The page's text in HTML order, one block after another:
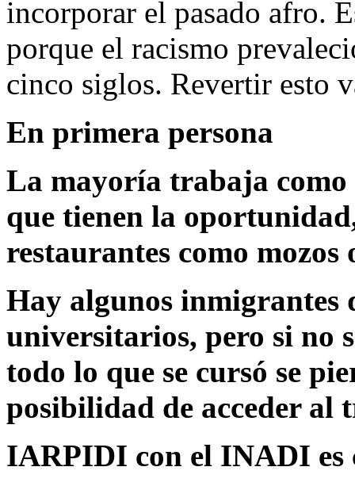
incorporar el pasado afro.
porque el racismo
cinco siglos. Revertir esto
En primera persona
La mayoría trabaja como
que tienen la
restaurantes como
Hay algunos inmigrantes
universitarios, pero si no
todo lo que se cursó se
posibilidad de acceder al
IARPIDI con el INADI es